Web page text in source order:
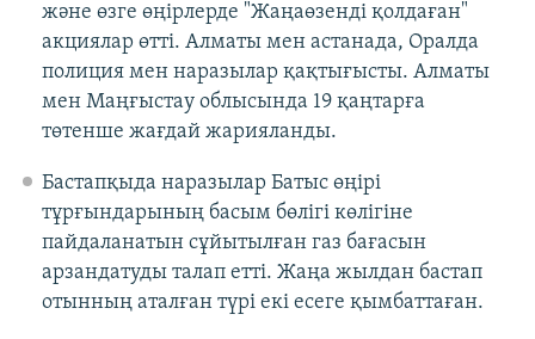
және өзге өңірлерде "Жаңаөзенді қолдаған"
акциялар өтті. Алматы мен астанада, Оралда
полиция мен наразылар қақтығысты. Алматы
мен Маңғыстау облысында 19 қаңтарға
төтенше жағдай жарияланды.
Бастапқыда наразылар Батыс өңірі
тұрғындарының басым бөлігі көлігіне
пайдаланатын сұйытылған газ бағасын
арзандатуды талап етті. Жаңа жылдан бастап
отынның аталған түрі екі есеге қымбаттаған.